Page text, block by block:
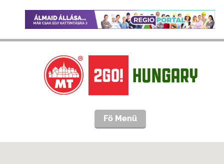
Fö Menü